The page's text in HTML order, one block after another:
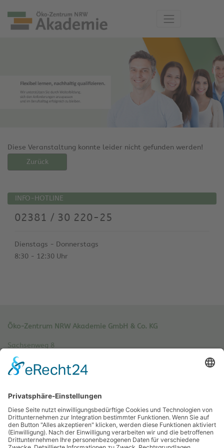
Diese Veranstaltung konnte leider nicht gefunden werden!
Zurück
INFO-HOTLINE
02381 / 30 220-25
Dienstags - Donnerstags
8:30 - 12:30 Uhr
Öko-Zentrum NRW Akademie GmbH & Co. KG
Sachsenweg 8
59073 Hamm
Tel.: 02381 / 30 220-0
info[at]oe-akademie.de
Vertrag widerrufen
Sitemap